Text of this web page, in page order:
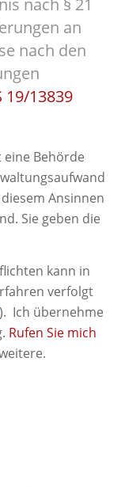
nach § 21
an
nach den
19/13839
eine Behörde
Ansinnen
Sie geben die
kann in
verfolgt
). Ich übernehme
Rufen Sie mich